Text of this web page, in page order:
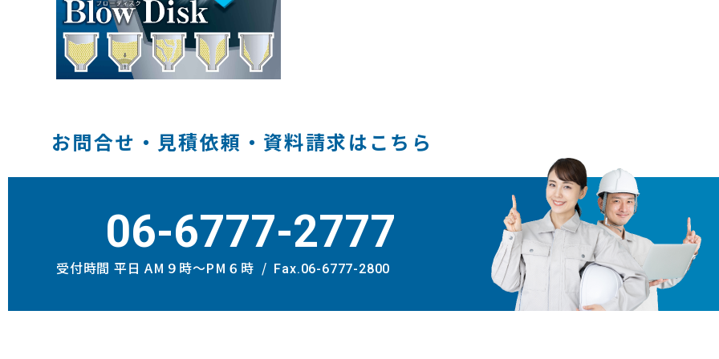
お問合せ・見積依頼・資料請求はこちら
06-6777-2777
受付時間 平日 AM９時〜PM６時 Fax.06-6777-2800